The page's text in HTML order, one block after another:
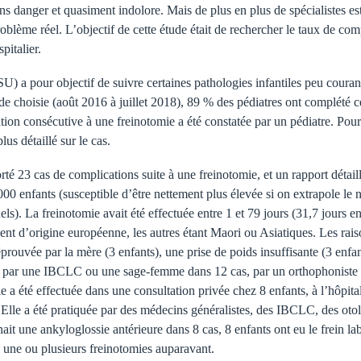
danger et quasiment indolore. Mais de plus en plus de spécialistes
réel. L’objectif de cette étude était de rechercher le taux de
a pour objectif de suivre certaines pathologies infantiles peu
choisie (août 2016 à juillet 2018), 89 % des pédiatres ont complété
consécutive à une freinotomie a été constatée par un pédiatre.
détaillé sur le cas.
23 cas de complications suite à une freinotomie, et un rapport
enfants (susceptible d’être nettement plus élevée si on extrapole le
La freinotomie avait été effectuée entre 1 et 79 jours (31,7 jours
d’origine européenne, les autres étant Maori ou Asiatiques. Les
par la mère (3 enfants), une prise de poids insuffisante (3
une IBCLC ou une sage-femme dans 12 cas, par un orthophoniste
a été effectuée dans une consultation privée chez 8 enfants, à
a été pratiquée par des médecins généralistes, des IBCLC, des
une ankyloglossie antérieure dans 8 cas, 8 enfants ont eu le frein
ou plusieurs freinotomies auparavant.